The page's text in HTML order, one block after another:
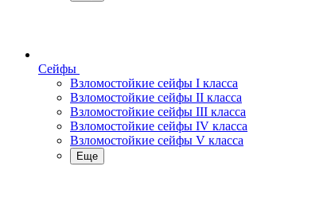
Сейфы
Взломостойкие сейфы I класса
Взломостойкие сейфы II класса
Взломостойкие сейфы III класса
Взломостойкие сейфы IV класса
Взломостойкие сейфы V класса
Еще